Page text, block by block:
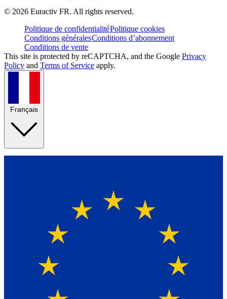
© 2026 Euractiv FR. All rights reserved.
Politique de confidentialitéPolitique cookies
Conditions généralesConditions d’abonnement
Conditions de vente
This site is protected by reCAPTCHA, and the Google Privacy
Policy and Terms of Service apply.
Français